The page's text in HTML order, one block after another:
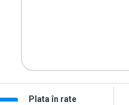
Plata în rate